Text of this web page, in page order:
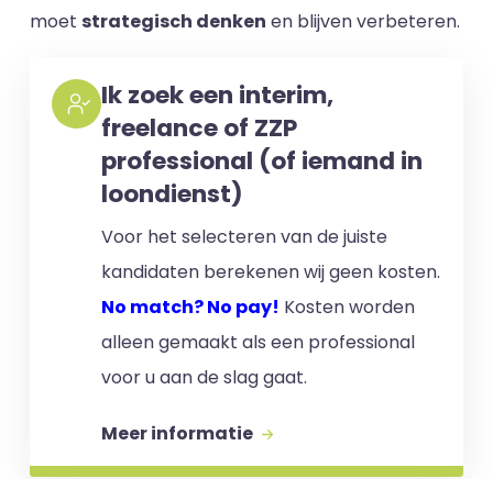
moet strategisch denken en blijven verbeteren.
Ik zoek een interim,
freelance of ZZP
professional (of iemand in
loondienst)
Voor het selecteren van de juiste
kandidaten berekenen wij geen kosten.
No match? No pay! Kosten worden
alleen gemaakt als een professional
voor u aan de slag gaat.
Meer informatie